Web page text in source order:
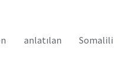
anlatılan Somalili